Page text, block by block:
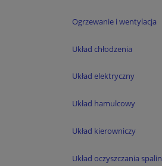
Ogrzewanie i wentylacja
Układ chłodzenia
Układ elektryczny
Układ hamulcowy
Układ kierowniczy
Układ oczyszczania spalin